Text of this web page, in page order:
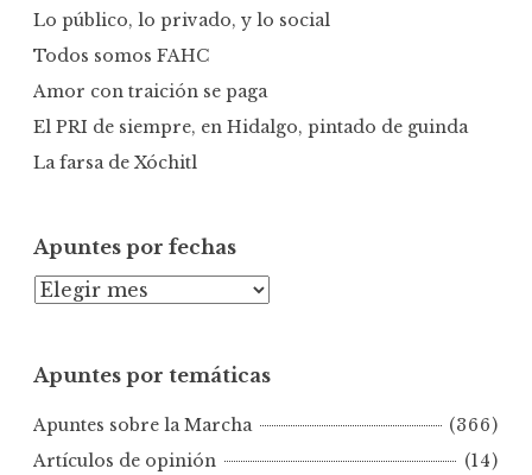
r
Lo público, lo privado, y lo social
Todos somos FAHC
Amor con traición se paga
El PRI de siempre, en Hidalgo, pintado de guinda
La farsa de Xóchitl
Apuntes por fechas
A
n
e
s
Apuntes por temáticas
Apuntes sobre la Marcha
(366)
Artículos de opinión
(14)